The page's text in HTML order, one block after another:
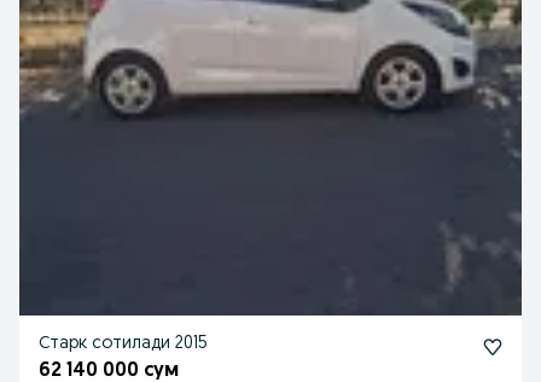
Старк сотилади 2015
62 140 000 сум